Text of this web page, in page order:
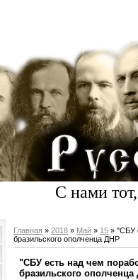
С нами
Главная »2018 » Май » 15 » "СБУ
бразильского ополченца ДНР
"СБУ есть над чем
бразильского